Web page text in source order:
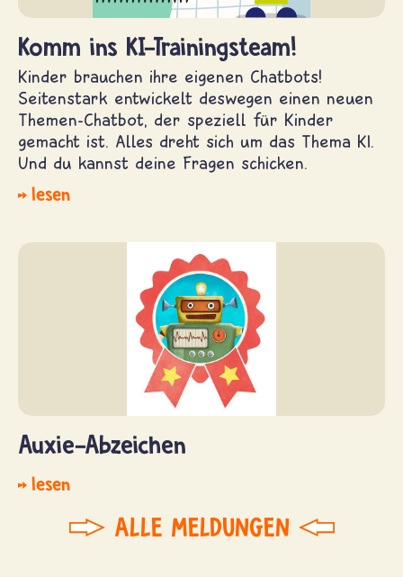
Komm ins KI-Trainingsteam!
Kinder brauchen ihre eigenen Chatbots!
Seitenstark entwickelt deswegen einen neuen
Themen-Chatbot, der speziell für Kinder
gemacht ist. Alles dreht sich um das Thema KI.
Und du kannst deine Fragen schicken.
lesen
Auxie-Abzeichen
lesen
ALLE MELDUNGEN